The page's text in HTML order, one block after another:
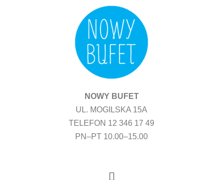
NOWY BUFET
UL. MOGILSKA 15A
TELEFON 12 346 17 49
PN–PT 10.00–15.00
Menu